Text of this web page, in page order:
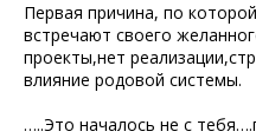
Первая причина, по
встречают своего
проекты,нет
влияние родовой системы.
…..Это началось не с